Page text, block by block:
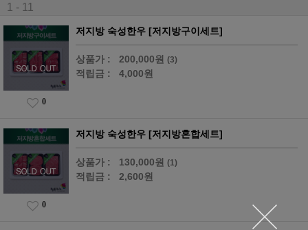
1 - 11
저지방 숙성한우 [저지방구이세트]
상품가 : 200,000원 (3)
적립금 : 4,000원
0
저지방 숙성한우 [저지방혼합세트]
상품가 : 130,000원 (1)
적립금 : 2,600원
0